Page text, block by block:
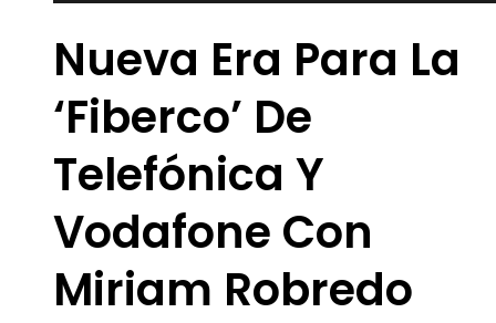
Nueva Era Para La
‘fiberco’ De
Telefónica Y
Vodafone Con
Miriam Robredo